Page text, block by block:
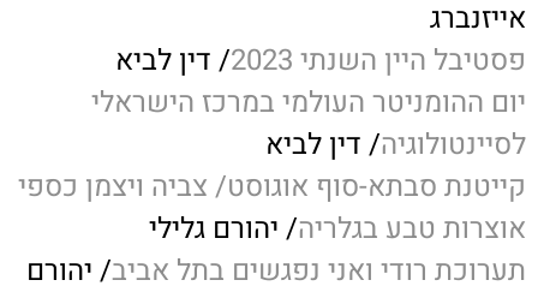
אייזנברג
פסטיבל היין השנתי 2023
/ דין לביא
יום ההומניטר העולמי במרכז הישראלי
לסיינטולוגיה/ דין לביא
קייטנת סבתא-סוף אוגוסט/ צביה ויצמן כספי
אוצרות טבע בגלריה/ יהורם גלילי
תערוכת רודי ואני נפגשים בתל אביב/ יהורם